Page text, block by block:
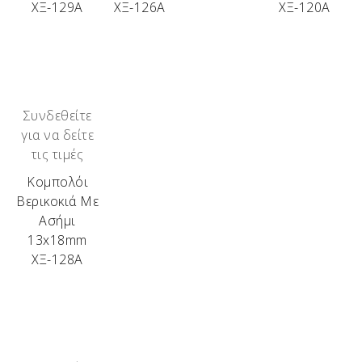
περιορισμένης παραγωγής.
Αγριελιά – Κουτσουπιά – Μουριά – Πορτοκαλιά –
Βίδι – Ευκάλυπτος – Καρυδιά – Ιτιά – Κερασιά –
Κυπαρίσσι.
ΧΞ-129Α
ΧΞ-126Α
ΧΞ-120Α
Συνδεθείτε
για να δείτε
τις τιμές
Κομπολόι
Βερικοκιά Με
Ασήμι
13x18mm
ΧΞ-128Α